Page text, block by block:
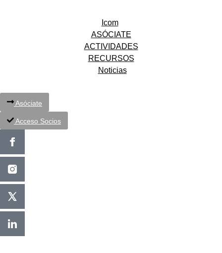
Icom
ASÓCIATE
ACTIVIDADES
RECURSOS
Noticias
Asóciate
Acceso Socios